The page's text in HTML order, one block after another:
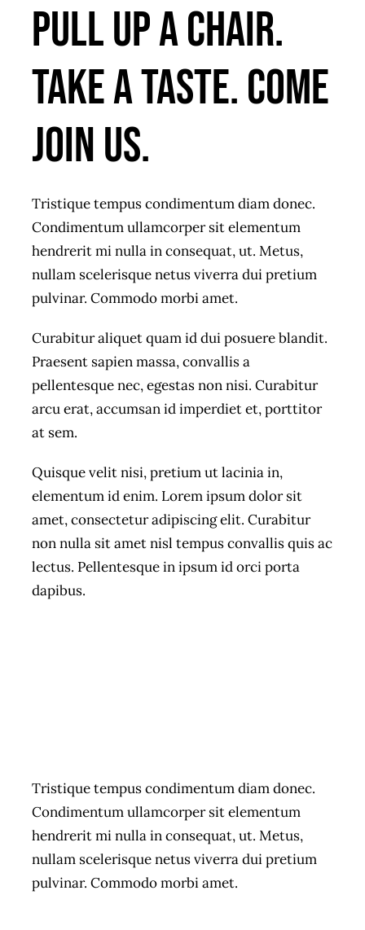
Pull up a chair.
Take a taste. Come
join us.
Tristique tempus condimentum diam donec.
Condimentum ullamcorper sit elementum
hendrerit mi nulla in consequat, ut. Metus,
nullam scelerisque netus viverra dui pretium
pulvinar. Commodo morbi amet.
Curabitur aliquet quam id dui posuere blandit.
Praesent sapien massa, convallis a
pellentesque nec, egestas non nisi. Curabitur
arcu erat, accumsan id imperdiet et, porttitor
at sem.
Quisque velit nisi, pretium ut lacinia in,
elementum id enim. Lorem ipsum dolor sit
amet, consectetur adipiscing elit. Curabitur
non nulla sit amet nisl tempus convallis quis ac
lectus. Pellentesque in ipsum id orci porta
dapibus.
Tristique tempus condimentum diam donec.
Condimentum ullamcorper sit elementum
hendrerit mi nulla in consequat, ut. Metus,
nullam scelerisque netus viverra dui pretium
pulvinar. Commodo morbi amet.